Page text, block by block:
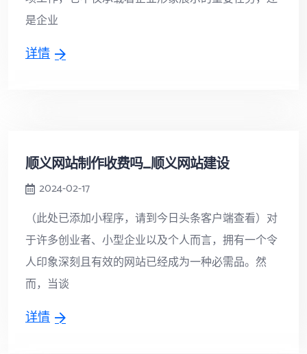
是企业
详情
顺义网站制作收费吗_顺义网站建设
2024-02-17
（此处已添加小程序，请到今日头条客户端查看）对
于许多创业者、小型企业以及个人而言，拥有一个令
人印象深刻且有效的网站已经成为一种必需品。然
而，当谈
详情